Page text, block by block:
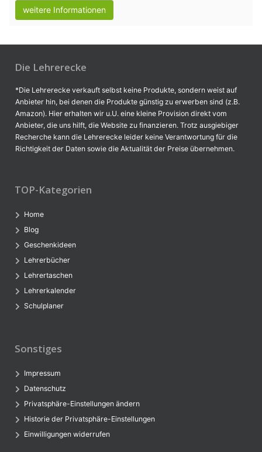
weitere Informationen
Die Lehrerecke
*Die Lehrerecke verkauft selbst keine Produkte, sondern weist auf
Anbieter hin, bei denen die Produkte günstig zu erwerben sind (z.B.
Amazon). Hier erhalten wir u.U. eine kleine Provision direkt vom
Anbieter, die uns hilft, die Website zu finanzieren. Trotz ausgiebiger
Recherche kann die Lehrerecke leider keine Verantwortung für die
Richtigkeit der Daten sowie die Aktualität der Preise übernehmen.
TOP-Kategorien
Home
Blog
Geschenkideen
Lehrerbücher
Lehrertaschen
Lehrerkalender
Schulplaner
Sonstiges
Impressum
Datenschutz
Privatsphäre-Einstellungen ändern
Historie der Privatsphäre-Einstellungen
Einwilligungen widerrufen